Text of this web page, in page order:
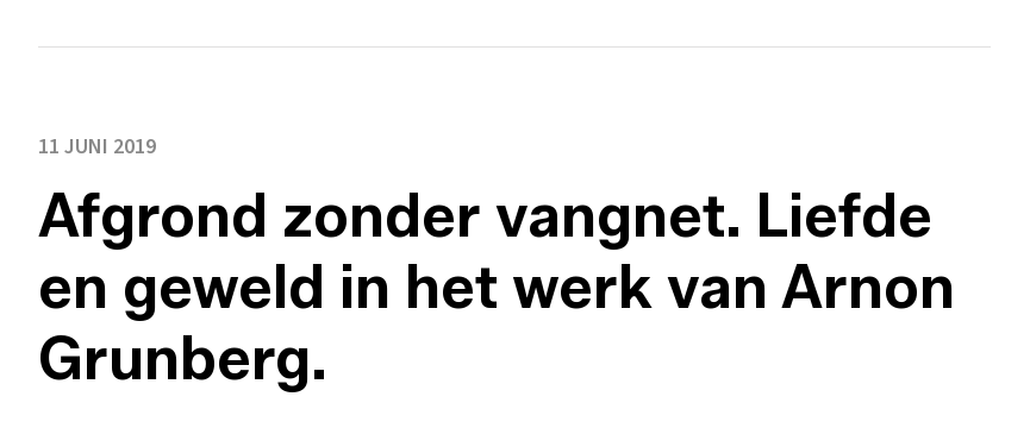
11 JUNI 2019
Afgrond zonder vangnet. Liefde
en geweld in het werk van Arnon
Grunberg.